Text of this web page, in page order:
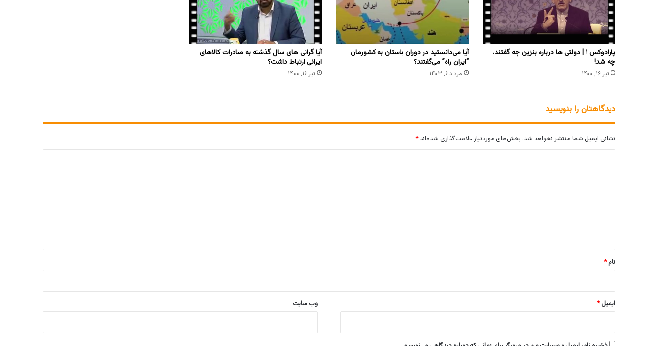
پارادوکس ۱ | دولتی ها درباره بنزین چه گفتند،
چه شد!
تیر ۱۶, ۱۴۰۰
آیا می‌دانستید در دوران باستان به کشورمان
“ایران راه” می‌گفتند؟
مرداد ۶, ۱۴۰۳
آیا گرانی های سال گذشته به صادرات کالاهای
ایرانی ارتباط داشت؟
تیر ۱۶, ۱۴۰۰
دیدگاهتان را بنویسید
نشانی ایمیل شما منتشر نخواهد شد. بخش‌های موردنیاز علامت‌گذاری شده‌اند*
نام*
ایمیل* وب‌ سایت